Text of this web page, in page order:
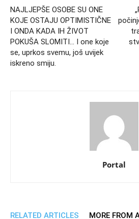
NAJLJEPŠE OSOBE SU ONE
KOJE OSTAJU OPTIMISTIČNE
I ONDA KADA IH ŽIVOT
POKUŠA SLOMITI… I one koje
se, uprkos svemu, još uvijek
iskreno smiju.
Portal
RELATED ARTICLES MORE FROM